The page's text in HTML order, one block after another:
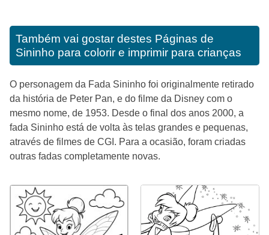
Também vai gostar destes Páginas de
Sininho para colorir e imprimir para crianças
O personagem da Fada Sininho foi originalmente retirado
da história de Peter Pan, e do filme da Disney com o
mesmo nome, de 1953. Desde o final dos anos 2000, a
fada Sininho está de volta às telas grandes e pequenas,
através de filmes de CGI. Para a ocasião, foram criadas
outras fadas completamente novas.